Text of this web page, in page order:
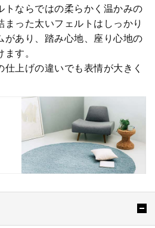
トならではの柔らかく温かみの
った太いフェルトはしっかり
があり、踏み心地、座り心地の
す。
上げの違いでも表情が大きく